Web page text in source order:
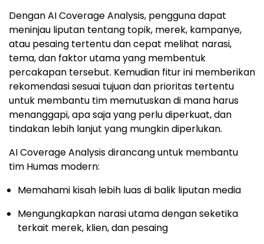
Dengan AI Coverage Analysis, pengguna dapat
meninjau liputan tentang topik, merek, kampanye,
atau pesaing tertentu dan cepat melihat narasi,
tema, dan faktor utama yang membentuk
percakapan tersebut. Kemudian fitur ini memberikan
rekomendasi sesuai tujuan dan prioritas tertentu
untuk membantu tim memutuskan di mana harus
menanggapi, apa saja yang perlu diperkuat, dan
tindakan lebih lanjut yang mungkin diperlukan.
AI Coverage Analysis dirancang untuk membantu
tim Humas modern:
Memahami kisah lebih luas di balik liputan media
Mengungkapkan narasi utama dengan seketika
terkait merek, klien, dan pesaing